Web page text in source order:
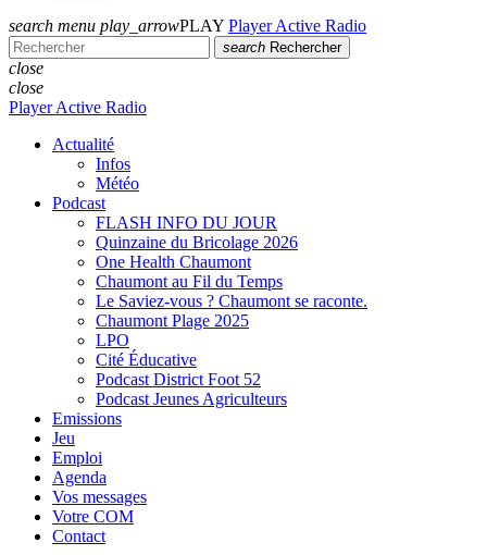
search menu play_arrowPLAY Player Active Radio
search Rechercher
close
close
Player Active Radio
Actualité
Infos
Météo
Podcast
FLASH INFO DU JOUR
Quinzaine du Bricolage 2026
One Health Chaumont
Chaumont au Fil du Temps
Le Saviez-vous ? Chaumont se raconte.
Chaumont Plage 2025
LPO
Cité Éducative
Podcast District Foot 52
Podcast Jeunes Agriculteurs
Emissions
Jeu
Emploi
Agenda
Vos messages
Votre COM
Contact